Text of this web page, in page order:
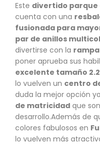
Este divertido
cuenta con una
fusionada para
par de anillos
divertirse con la
poner aprueba sus
excelente tamaño
lo vuelven un centro
duda la mejor opción
de matricidad que
desarrollo.Además de
colores fabulosos en
lo vuelven más